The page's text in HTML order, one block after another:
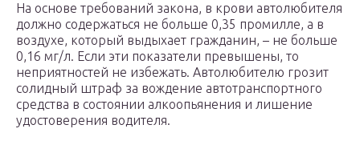
На основе требований закона, в крови автолюбителя
должно содержаться не больше 0,35 промилле, а в
воздухе, который выдыхает гражданин, – не больше
0,16 мг/л. Если эти показатели превышены, то
неприятностей не избежать. Автолюбителю грозит
солидный штраф за вождение автотранспортного
средства в состоянии алкоопьянения и лишение
удостоверения водителя.